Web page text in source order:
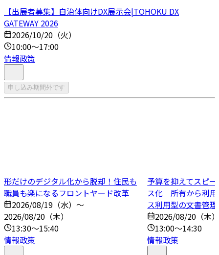
【出展者募集】自治体向けDX展示会|TOHOKU DX
GATEWAY 2026
2026/10/20（火）
10:00～17:00
情報政策
申し込み期間外です
形だけのデジタル化から脱却！住民も
職員も楽になるフロントヤード改革
2026/08/19（水）～
2026/08/20（木）
13:30～15:40
情報政策
予算を抑えてスピ
ス化 所有から利用
ス利用型の文書管
2026/08/20（木
13:00～14:30
情報政策